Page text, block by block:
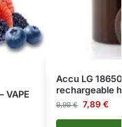
VAPE
Accu LG
rechargeable
9,99€ 7,89 €